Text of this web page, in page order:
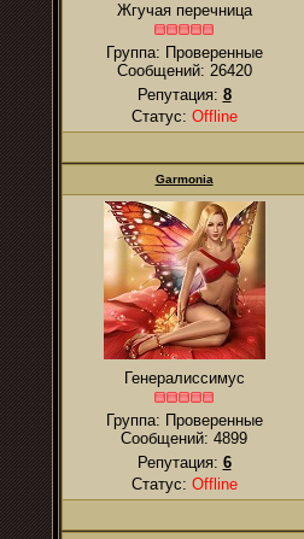
Жгучая перечница
Группа: Проверенные
Сообщений: 26420
Репутация: 8
Статус: Offline
Garmonia
Генералиссимус
Группа: Проверенные
Сообщений: 4899
Репутация: 6
Статус: Offline